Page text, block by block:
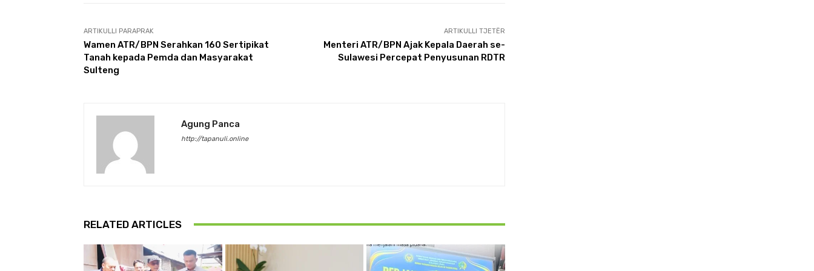
ARTIKULLI PARAPRAK
Wamen ATR/BPN Serahkan 160 Sertipikat
Tanah kepada Pemda dan Masyarakat
Sulteng
ARTIKULLI TJETËR
Menteri ATR/BPN Ajak Kepala Daerah se-
Sulawesi Percepat Penyusunan RDTR
Agung Panca
http://tapanuli.online
RELATED ARTICLES